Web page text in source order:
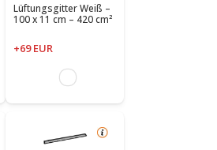
Lüftungsgitter Weiß –
100 x 11 cm – 420 cm²
+69 EUR